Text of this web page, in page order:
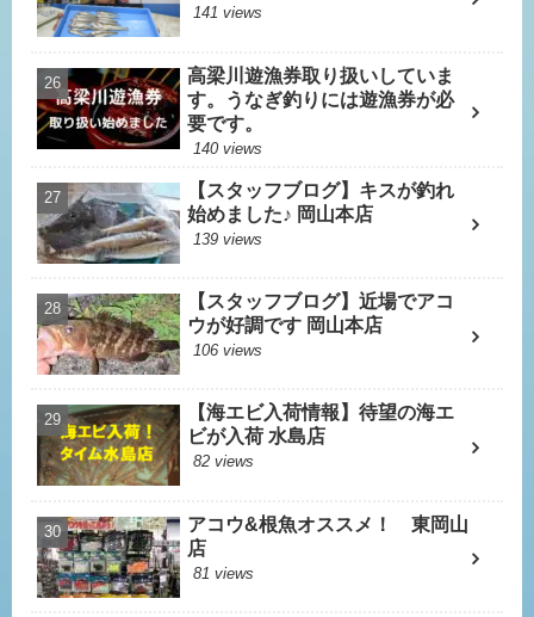
141 views
高梁川遊漁券取り扱いしていま
す。うなぎ釣りには遊漁券が必
要です。
140 views
【スタッフブログ】キスが釣れ
始めました♪ 岡山本店
139 views
【スタッフブログ】近場でアコ
ウが好調です 岡山本店
106 views
【海エビ入荷情報】待望の海エ
ビが入荷 水島店
82 views
アコウ&根魚オススメ！ 東岡山
店
81 views